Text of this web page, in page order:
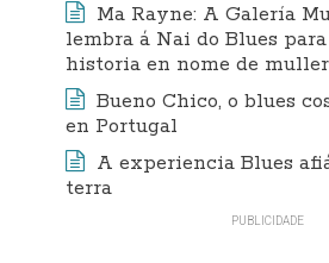
Ma Rayne: A Galería
lembra á Nai do Blues
historia en nome de muller
Bueno Chico, o blues
en Portugal
A experiencia Blues
terra